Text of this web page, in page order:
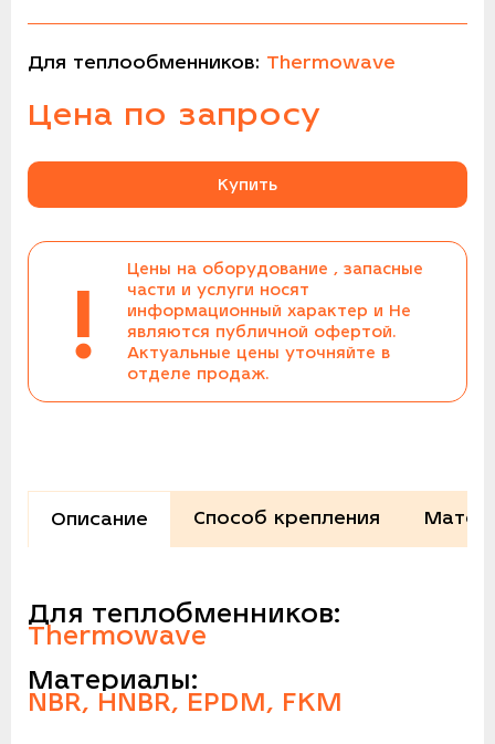
Для теплообменников: Thermowave
Цена по запросу
Купить
!
Цены на оборудование , запасные
части и услуги носят
информационный характер и Не
являются публичной офертой.
Актуальные цены уточняйте в
отделе продаж.
Описание Способ крепления
Для теплобменников:
Thermowave
Материалы:
NBR, HNBR, EPDM, FKM